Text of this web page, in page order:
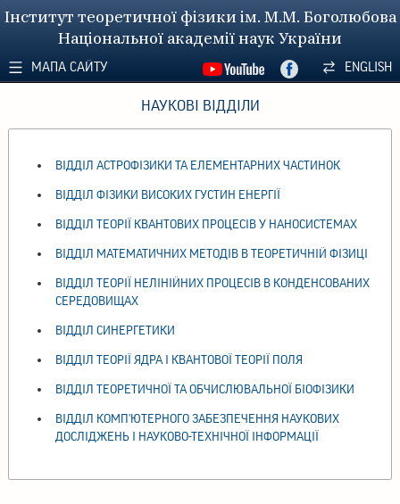
Інститут теоретичної фізики ім. М.М. Боголюбова
Національної академії наук України
МАПА САЙТУ ENGLISH
НАУКОВІ ВІДДІЛИ
ВІДДІЛ АСТРОФІЗИКИ ТА ЕЛЕМЕНТАРНИХ ЧАСТИНОК
ВІДДІЛ ФІЗИКИ ВИСОКИХ ГУСТИН ЕНЕРГІЇ
ВІДДІЛ ТЕОРІЇ КВАНТОВИХ ПРОЦЕСІВ У НАНОСИСТЕМАХ
ВІДДІЛ МАТЕМАТИЧНИХ МЕТОДІВ В ТЕОРЕТИЧНІЙ ФІЗИЦІ
ВІДДІЛ ТЕОРІЇ НЕЛІНІЙНИХ ПРОЦЕСІВ В КОНДЕНСОВАНИХ
СЕРЕДОВИЩАХ
ВІДДІЛ СИНЕРГЕТИКИ
ВІДДІЛ ТЕОРІЇ ЯДРА І КВАНТОВОЇ ТЕОРІЇ ПОЛЯ
ВІДДІЛ ТЕОРЕТИЧНОЇ ТА ОБЧИСЛЮВАЛЬНОЇ БІОФІЗИКИ
ВІДДІЛ КОМП'ЮТЕРНОГО ЗАБЕЗПЕЧЕННЯ НАУКОВИХ
ДОСЛІДЖЕНЬ І НАУКОВО-ТЕХНІЧНОЇ ІНФОРМАЦІЇ